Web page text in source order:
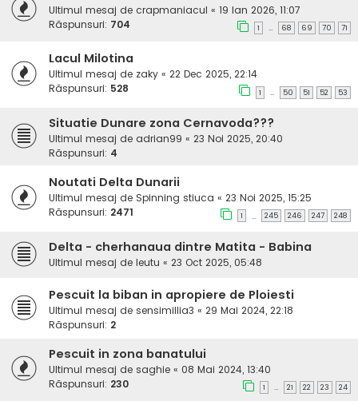
Ultimul mesaj de crapmaniacul « 19 Ian 2026, 11:07
Răspunsuri: 704 1 … 68 69 70 71
Lacul Milotina
Ultimul mesaj de zaky « 22 Dec 2025, 22:14
Răspunsuri: 528 1 … 50 51 52 53
Situatie Dunare zona Cernavoda???
Ultimul mesaj de adrian99 « 23 Noi 2025, 20:40
Răspunsuri: 4
Noutati Delta Dunarii
Ultimul mesaj de Spinning stiuca « 23 Noi 2025, 15:25
Răspunsuri: 2471 1 … 245 246 247 248
Delta - cherhanaua dintre Matita - Babina
Ultimul mesaj de leutu « 23 Oct 2025, 05:48
Pescuit la biban in apropiere de Ploiesti
Ultimul mesaj de sensimillia3 « 29 Mai 2024, 22:18
Răspunsuri: 2
Pescuit in zona banatului
Ultimul mesaj de saghie « 08 Mai 2024, 13:40
Răspunsuri: 230 1 … 21 22 23 24